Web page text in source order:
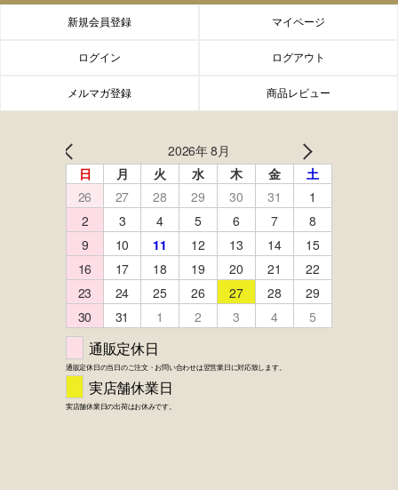
新規会員登録 マイページ
ログイン ログアウト
メルマガ登録 商品レビュー